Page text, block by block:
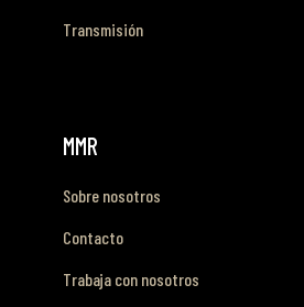
Transmisión
MMR
Sobre nosotros
Contacto
Trabaja con nosotros